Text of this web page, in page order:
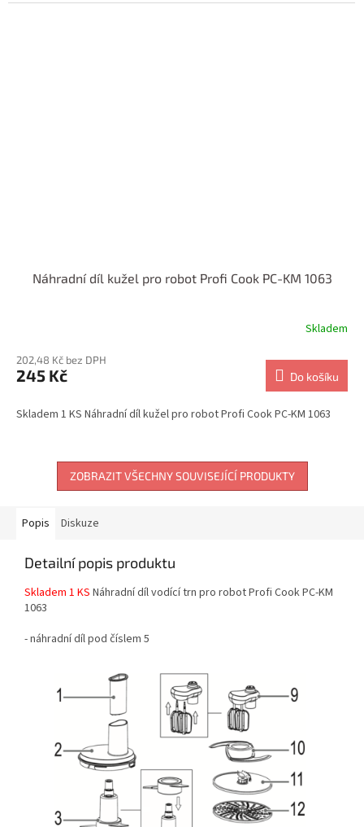
Náhradní díl kužel pro robot Profi Cook PC-KM 1063
Skladem
202,48 Kč bez DPH
245 Kč Do košíku
Skladem 1 KS Náhradní díl kužel pro robot Profi Cook PC-KM 1063
ZOBRAZIT VŠECHNY SOUVISEJÍCÍ PRODUKTY
Popis Diskuze
Detailní popis produktu
Skladem 1 KS Náhradní díl vodící trn pro robot Profi Cook PC-KM
1063
- náhradní díl pod číslem 5